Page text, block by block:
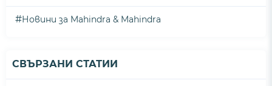
#Новини за Mahindra & Mahindra
СВЪРЗАНИ СТАТИИ